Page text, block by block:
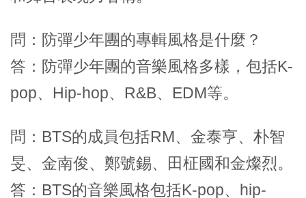
問：防彈少年團的專輯風格是什麼？
答：防彈少年團的音樂風格多樣，包括K-
pop、Hip-hop、R&B、EDM等。
問：BTS的成員包括RM、金泰亨、朴智
旻、金南俊、鄭號錫、田柾國和金燦烈。
答：BTS的音樂風格包括K-pop、hip-